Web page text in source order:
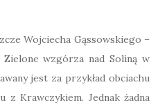
Wojciecha Gąssowskiego –
wzgórza nad Soliną w
jest za przykład obciachu
z Krawczykiem. Jednak żadna